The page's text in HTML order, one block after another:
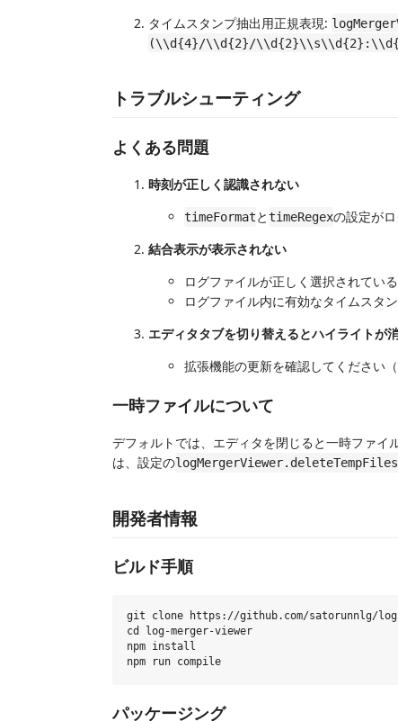
タイムスタンプ抽出用正規表現:
(\\d{4}/\\d{2}/
トラブルシューティング
よくある問題
時刻が正しく認識されない
timeFormatとtimeRegexの設定が
結合表示が表示されない
ログファイルが正しく選択されてい
ログファイル内に有効なタイムスタ
エディタタブを切り替えるとハイライトが
拡張機能の更新を確認してください
一時ファイルについて
デフォルトでは、エディタを閉じると一時ファ
は、設定の
開発者情報
ビルド手順
git clone https://github.com/satorunnlg/
cd log-merger-viewer
npm install
パッケージング